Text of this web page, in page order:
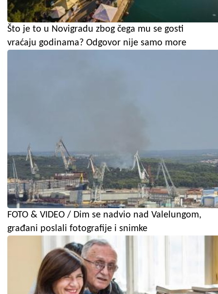
Što je to u Novigradu zbog čega mu se gosti
vraćaju godinama? Odgovor nije samo more
FOTO & VIDEO / Dim se nadvio nad Valelungom,
građani poslali fotografije i snimke